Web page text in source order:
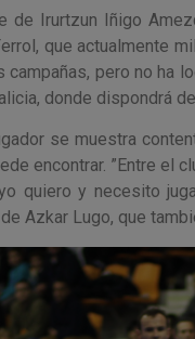
de Irurtzun Iñigo
que actualmente
campañas, pero no ha
donde dispondrá
se muestra
encontrar. ”Entre el
quiero y necesito
Azkar Lugo, que